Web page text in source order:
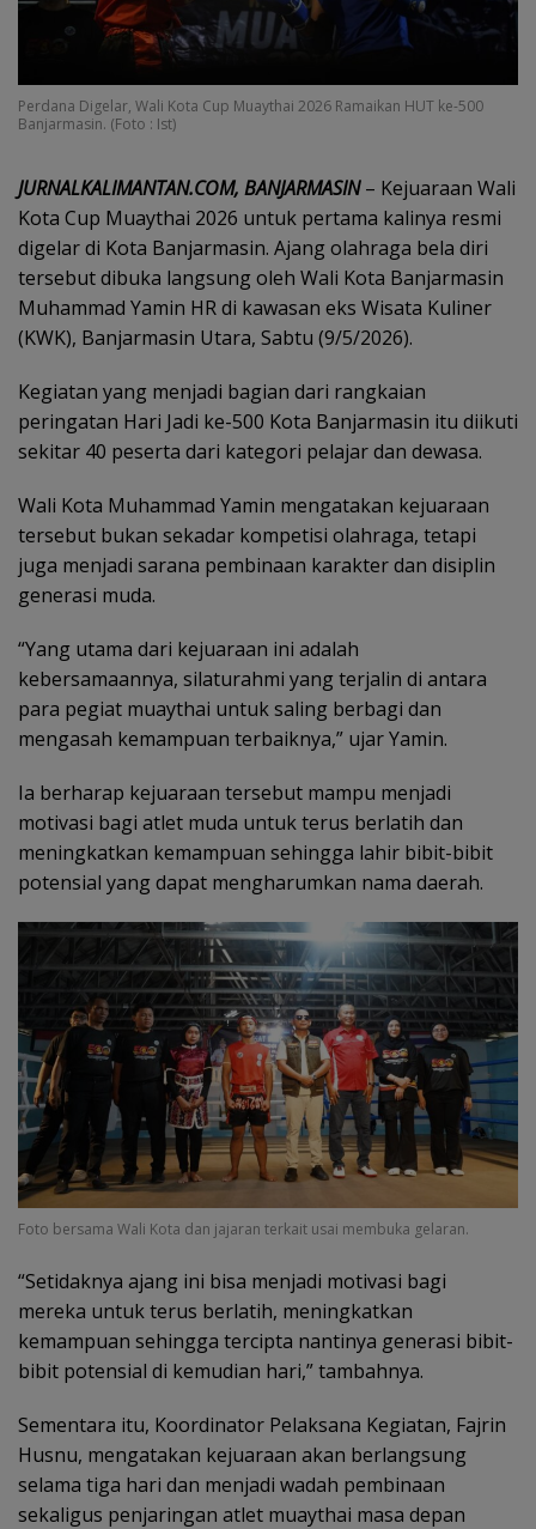
Perdana Digelar, Wali Kota Cup Muaythai 2026 Ramaikan HUT ke-500
Banjarmasin. (Foto : Ist)
JURNALKALIMANTAN.COM, BANJARMASIN– Kejuaraan Wali
Kota Cup Muaythai 2026 untuk pertama kalinya resmi
digelar di Kota Banjarmasin. Ajang olahraga bela diri
tersebut dibuka langsung oleh Wali Kota Banjarmasin
Muhammad Yamin HR di kawasan eks Wisata Kuliner
(KWK), Banjarmasin Utara, Sabtu (9/5/2026).
Kegiatan yang menjadi bagian dari rangkaian
peringatan Hari Jadi ke-500 Kota Banjarmasin itu diikuti
sekitar 40 peserta dari kategori pelajar dan dewasa.
Wali Kota Muhammad Yamin mengatakan kejuaraan
tersebut bukan sekadar kompetisi olahraga, tetapi
juga menjadi sarana pembinaan karakter dan disiplin
generasi muda.
“Yang utama dari kejuaraan ini adalah
kebersamaannya, silaturahmi yang terjalin di antara
para pegiat muaythai untuk saling berbagi dan
mengasah kemampuan terbaiknya,” ujar Yamin.
Ia berharap kejuaraan tersebut mampu menjadi
motivasi bagi atlet muda untuk terus berlatih dan
meningkatkan kemampuan sehingga lahir bibit-bibit
potensial yang dapat mengharumkan nama daerah.
Foto bersama Wali Kota dan jajaran terkait usai membuka gelaran.
“Setidaknya ajang ini bisa menjadi motivasi bagi
mereka untuk terus berlatih, meningkatkan
kemampuan sehingga tercipta nantinya generasi bibit-
bibit potensial di kemudian hari,” tambahnya.
Sementara itu, Koordinator Pelaksana Kegiatan, Fajrin
Husnu, mengatakan kejuaraan akan berlangsung
selama tiga hari dan menjadi wadah pembinaan
sekaligus penjaringan atlet muaythai masa depan